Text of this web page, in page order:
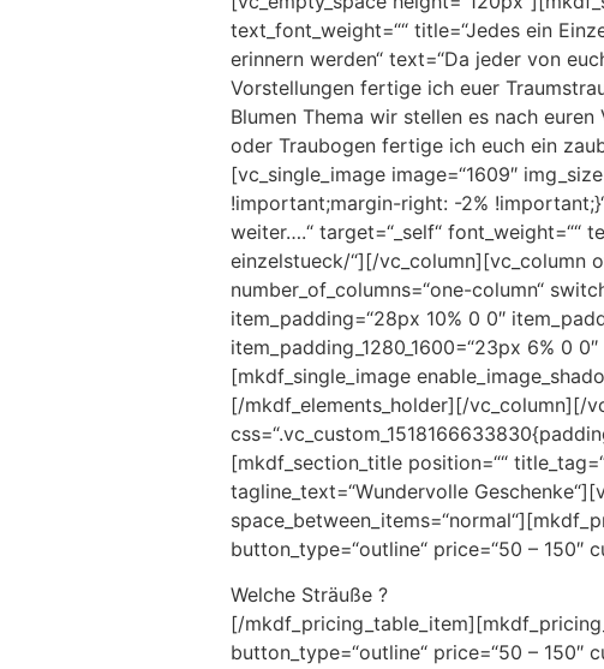
text_font_weight=““ title=“Jedes ein
erinnern werden“ text=“Da jeder von
Vorstellungen fertige ich euer
Blumen Thema wir stellen es nach
oder Traubogen fertige ich euch ein
[vc_single_image image=“1609″
!important;margin-right: -2%
weiter….“ target=“_self“ font_weight=““
einzelstueck/“][/vc_column][vc_column
number_of_columns=“one-column“
item_padding=“28px 10% 0 0″
item_padding_1280_1600=“23px 6% 0
[mkdf_single_image
[/mkdf_elements_holder][/vc_column][/
[mkdf_section_title position=““
tagline_text=“Wundervolle
button_type=“outline“ price=“50 – 150″
Welche Sträuße ?
[/
button_type=“outline“ price=“50 – 150″